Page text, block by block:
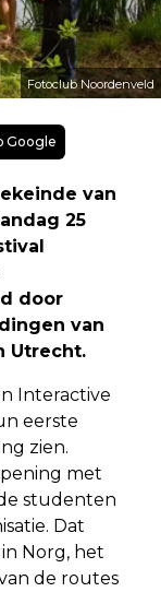
Fotoclub Noordenveld
Google
van
25
door
van
Utrecht.
Interactive
eerste
zien.
met
studenten
Dat
Norg, het
de routes